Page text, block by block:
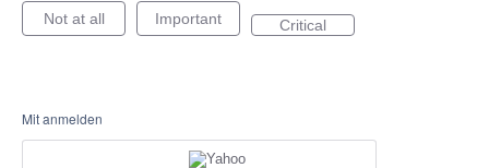
Not at all Important Critical
Mit anmelden